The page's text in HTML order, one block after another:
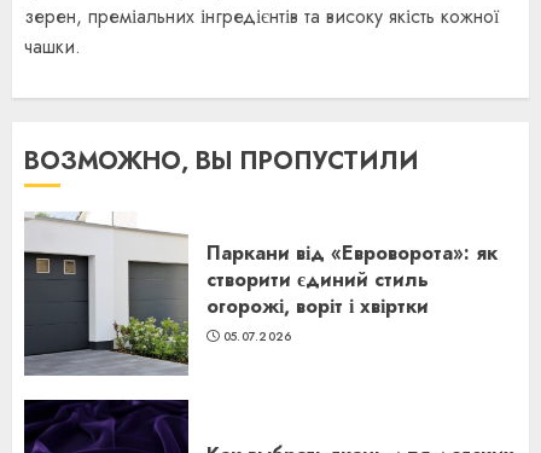
зерен, преміальних інгредієнтів та високу якість кожної
чашки.
ВОЗМОЖНО, ВЫ ПРОПУСТИЛИ
Паркани від «Евроворота»: як
створити єдиний стиль
огорожі, воріт і хвіртки
05.07.2026